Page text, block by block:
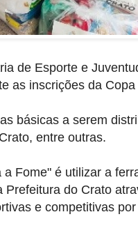
de Esporte e
as inscrições da Copa
básicas a serem
entre outras.
Fome" é utilizar a
do Crato
e competitivas